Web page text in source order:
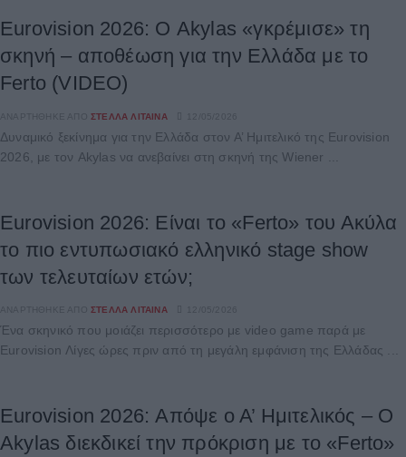
Eurovision 2026: Ο Akylas «γκρέμισε» τη
σκηνή – αποθέωση για την Ελλάδα με το
Ferto (VIDEO)
ΑΝΑΡΤΉΘΗΚΕ ΑΠΌ ΣΤΈΛΛΑ ΛΊΤΑΙΝΑ
Δυναμικό ξεκίνημα για την Ελλάδα στον Α’ Ημιτελικό της Eurovision
2026, με τον Akylas να ανεβαίνει στη σκηνή της Wiener ...
Eurovision 2026: Είναι το «Ferto» του Ακύλα
το πιο εντυπωσιακό ελληνικό stage show
των τελευταίων ετών;
ΣΤΈΛΛΑ ΛΊΤΑΙΝΑ
Ένα σκηνικό που μοιάζει περισσότερο με video game παρά με
Eurovision Λίγες ώρες πριν από τη μεγάλη εμφάνιση της Ελλάδας ...
Eurovision 2026: Απόψε ο Α’ Ημιτελικός – Ο
Akylas διεκδικεί την πρόκριση με το «Ferto»